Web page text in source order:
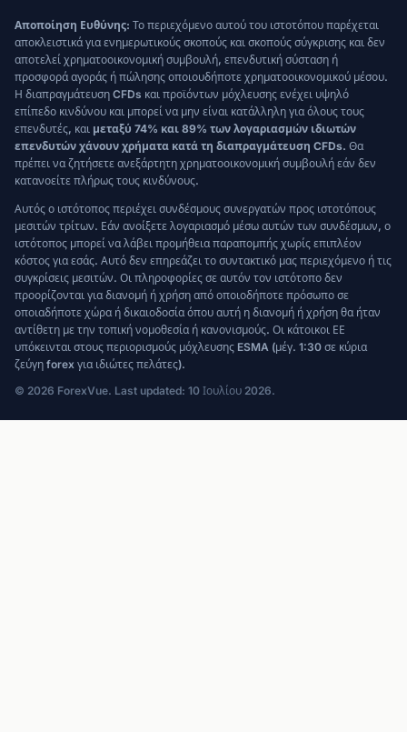
Αποποίηση Ευθύνης: Το περιεχόμενο αυτού του ιστοτόπου παρέχεται
αποκλειστικά για ενημερωτικούς σκοπούς και σκοπούς σύγκρισης και δεν
αποτελεί χρηματοοικονομική συμβουλή, επενδυτική σύσταση ή
προσφορά αγοράς ή πώλησης οποιουδήποτε χρηματοοικονομικού μέσου.
Η διαπραγμάτευση CFDs και προϊόντων μόχλευσης ενέχει υψηλό
επίπεδο κινδύνου και μπορεί να μην είναι κατάλληλη για όλους τους
επενδυτές, και μεταξύ 74% και 89% των λογαριασμών ιδιωτών
επενδυτών χάνουν χρήματα κατά τη διαπραγμάτευση CFDs. Θα
πρέπει να ζητήσετε ανεξάρτητη χρηματοοικονομική συμβουλή εάν δεν
κατανοείτε πλήρως τους κινδύνους.
Αυτός ο ιστότοπος περιέχει συνδέσμους συνεργατών προς ιστοτόπους
μεσιτών τρίτων. Εάν ανοίξετε λογαριασμό μέσω αυτών των συνδέσμων, ο
ιστότοπος μπορεί να λάβει προμήθεια παραπομπής χωρίς επιπλέον
κόστος για εσάς. Αυτό δεν επηρεάζει το συντακτικό μας περιεχόμενο ή τις
συγκρίσεις μεσιτών. Οι πληροφορίες σε αυτόν τον ιστότοπο δεν
προορίζονται για διανομή ή χρήση από οποιοδήποτε πρόσωπο σε
οποιαδήποτε χώρα ή δικαιοδοσία όπου αυτή η διανομή ή χρήση θα ήταν
αντίθετη με την τοπική νομοθεσία ή κανονισμούς. Οι κάτοικοι ΕΕ
υπόκεινται στους περιορισμούς μόχλευσης ESMA (μέγ. 1:30 σε κύρια
ζεύγη forex για ιδιώτες πελάτες).
© 2026 ForexVue. Last updated: 10 Ιουλίου 2026.